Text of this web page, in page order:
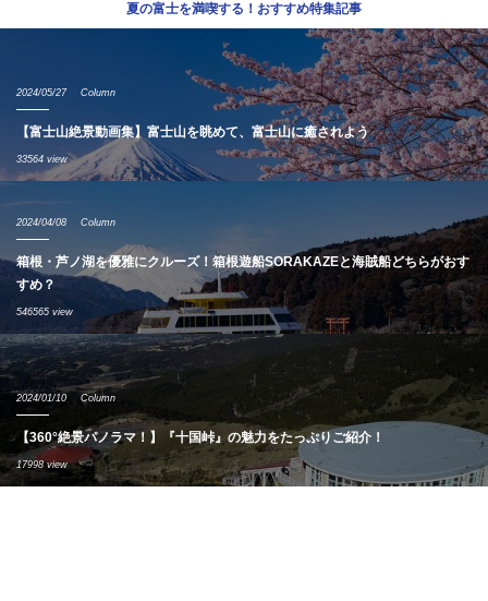
夏の富士を満喫する！おすすめ特集記事
2024/05/27 Column
【富士山絶景動画集】富士山を眺めて、富士山に癒されよう
33564 view
2024/04/08 Column
箱根・芦ノ湖を優雅にクルーズ！箱根遊船SORAKAZEと海賊船どちらがおす
すめ？
546565 view
2024/01/10 Column
【360°絶景パノラマ！】『十国峠』の魅力をたっぷりご紹介！
17998 view